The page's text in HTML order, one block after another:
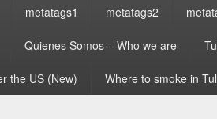
metatags1 metatags2
Quienes Somos – Who we are
the US (New) Where to smoke in